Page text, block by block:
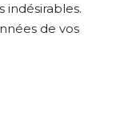
indésirables.
de vos